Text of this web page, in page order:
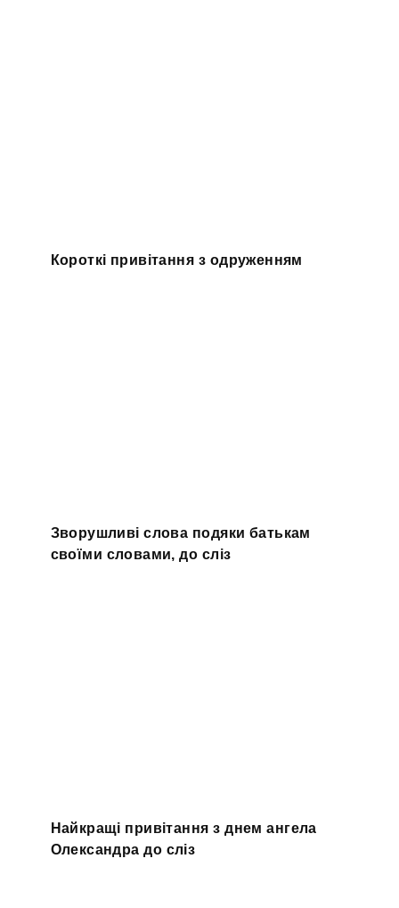
Короткі привітання з одруженням
Зворушливі cлова подяки батькам
своїми словами, до сліз
Найкращі привітання з днем ангела
Олександра до сліз